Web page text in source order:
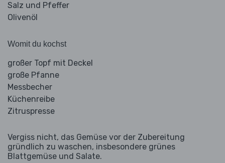
Salz und Pfeffer
Olivenöl
Womit du kochst
großer Topf mit Deckel
große Pfanne
Messbecher
Küchenreibe
Zitruspresse
Vergiss nicht, das Gemüse vor der Zubereitung
gründlich zu waschen, insbesondere grünes
Blattgemüse und Salate.